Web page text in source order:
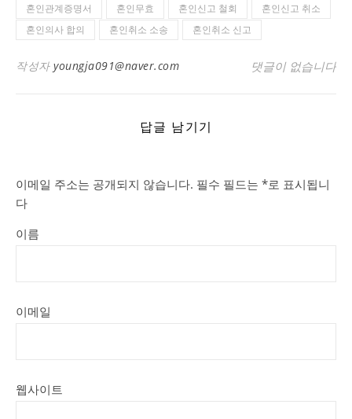
혼인관계증명서
혼인무효 혼인신고 철회
혼인신고 취소
혼인의사 합의
혼인취소 소송 혼인취소 신고
작성자 youngja091@naver.com 댓글이 없습니다
답글 남기기
이메일 주소는 공개되지 않습니다. 필수 필드는 *로 표시됩니
다
이름
이메일
웹사이트